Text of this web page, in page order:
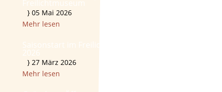
}05 Mai 2026
Mehr lesen
}27 März 2026
Mehr lesen